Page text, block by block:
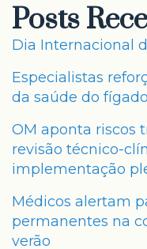
Posts
Dia Internacional
Especialistas
da saúde do
OM aponta riscos
revisão técnico-
implementação
Médicos alertam
permanentes na
verão